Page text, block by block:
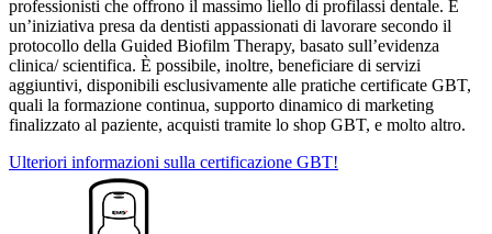
professionisti che offrono il massimo liello di profilassi dentale. È
un’iniziativa presa da dentisti appassionati di lavorare secondo il
protocollo della Guided Biofilm Therapy, basato sull’evidenza
clinica/ scientifica. È possibile, inoltre, beneficiare di servizi
aggiuntivi, disponibili esclusivamente alle pratiche certificate GBT,
quali la formazione continua, supporto dinamico di marketing
finalizzato al paziente, acquisti tramite lo shop GBT, e molto altro.
Ulteriori informazioni sulla certificazione GBT!